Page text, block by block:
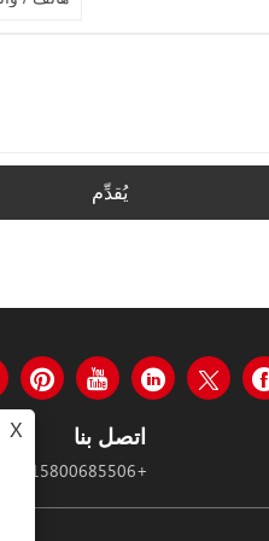
يُقدِّم
اتصل بنا
+8615800685506
X